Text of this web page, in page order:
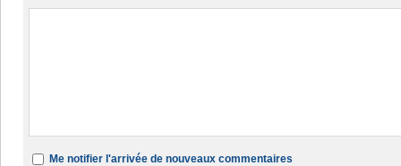
Me notifier l'arrivée de nouveaux commentaires